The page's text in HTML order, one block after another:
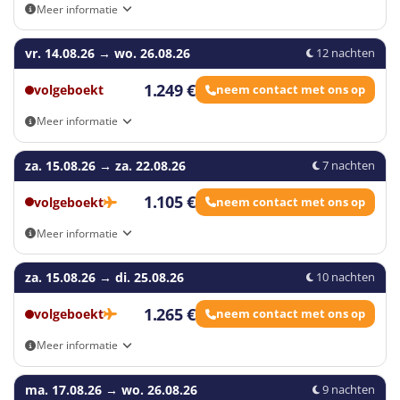
Meer informatie
Aankomst- en vertrekmogelijkheden: Eigen vervoer, Aalst,
Antwerpen, Geel, Gent, Hasselt, Kortrijk, Leuven, Loppem, Sint-
Niklaas
vr. 14.08.26 → wo. 26.08.26 12 nachten
volgeboekt 1.249 € neem contact met ons op
Meer informatie
Aankomst- en vertrekmogelijkheden: Eigen vervoer, Aalst,
Antwerpen, Geel, Gent, Hasselt, Kortrijk, Leuven, Loppem, Sint-
Niklaas
za. 15.08.26 → za. 22.08.26 7 nachten
volgeboekt 1.105 € neem contact met ons op
Meer informatie
Aankomst- en vertrekmogelijkheden: Eigen vervoer, Brussels
Airport - Zaventem (BRU), Voorkeursluchthaven Brussels South
Charleroi Airport (CRL), Voorkeursluchthaven Eindhoven Airport
(EIN)
za. 15.08.26 → di. 25.08.26 10 nachten
volgeboekt 1.265 € neem contact met ons op
Meer informatie
Aankomst- en vertrekmogelijkheden: Eigen vervoer, Brussels
Airport - Zaventem (BRU), Voorkeursluchthaven Brussels South
ma. 17.08.26 → wo. 26.08.26 9 nachten